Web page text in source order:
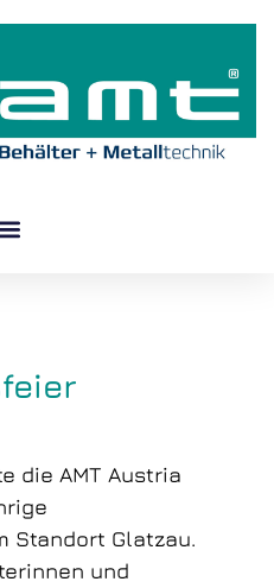
die AMT Austria
Standort Glatzau.
und